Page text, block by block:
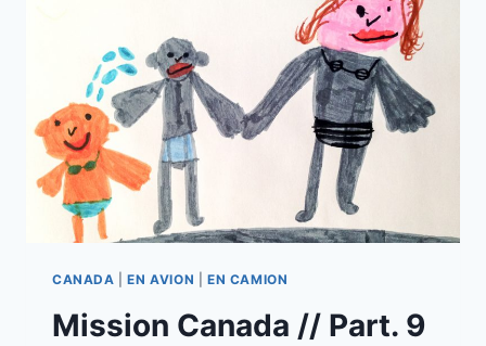
MATANE
CANADA |EN AVION EN CAMION
Mission Canada // Part. 9